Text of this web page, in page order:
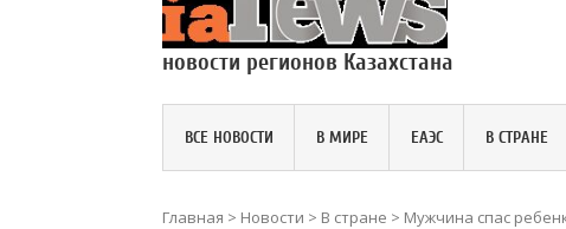
новости регионов Казахстана
ВСЕ НОВОСТИ В МИРЕ ЕАЭС В СТРАНЕ
Главная > Новости > В стране > Мужчина спас